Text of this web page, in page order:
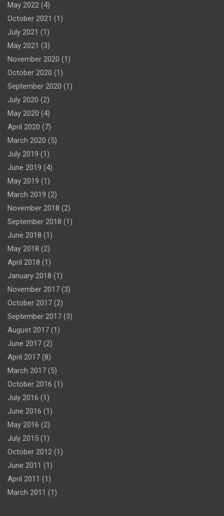
May 2022 (4)
October 2021 (1)
July 2021 (1)
May 2021 (3)
November 2020 (1)
October 2020 (1)
September 2020 (1)
July 2020 (2)
May 2020 (4)
April 2020 (7)
March 2020 (5)
July 2019 (1)
June 2019 (4)
May 2019 (1)
March 2019 (2)
November 2018 (2)
September 2018 (1)
June 2018 (1)
May 2018 (2)
April 2018 (1)
January 2018 (1)
November 2017 (3)
October 2017 (2)
September 2017 (3)
August 2017 (1)
June 2017 (2)
April 2017 (8)
March 2017 (5)
October 2016 (1)
July 2016 (1)
June 2016 (1)
May 2016 (2)
July 2015 (1)
October 2012 (1)
June 2011 (1)
April 2011 (1)
March 2011 (1)